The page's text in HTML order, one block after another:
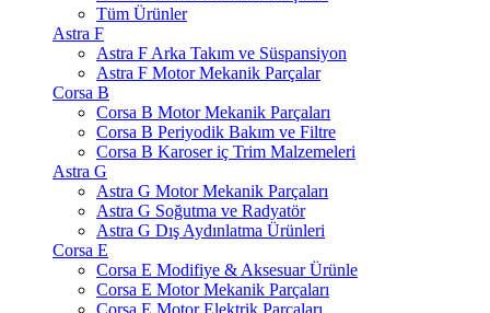
Tüm Ürünler
Astra F
Astra F Arka Takım ve Süspansiyon
Astra F Motor Mekanik Parçalar
Corsa B
Corsa B Motor Mekanik Parçaları
Corsa B Periyodik Bakım ve Filtre
Corsa B Karoser iç Trim Malzemeleri
Astra G
Astra G Motor Mekanik Parçaları
Astra G Soğutma ve Radyatör
Astra G Dış Aydınlatma Ürünleri
Corsa E
Corsa E Modifiye & Aksesuar Ürünle
Corsa E Motor Mekanik Parçaları
Corsa E Motor Elektrik Parçaları